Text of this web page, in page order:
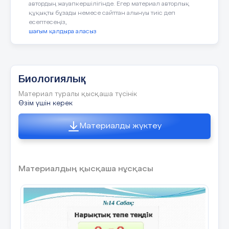
мен болам. Тұқым қуалау қасиетін, Ұрпақтарға
17 слайд
Жұмбақ Салмағың бар өлшесем, Көрінбейсің
көзге сен
18 слайд
5 слайд
3-ші
7 слайд
9 слайд
Жауаптары: 1.Зоология 2.Микология
3.Герпетология 4.Орнитология 5.Ихтиология
автордың жауапкершілігінде. Егер материал авторлық
құқықты бұзады немесе сайттан алынуы тиіс деп
есептесеңіз,
шағым қалдыра аласыз
Биологиялық
Материал туралы қысқаша түсінік
Өзім үшін керек
Материалды жүктеу
Материалдың қысқаша нұсқасы